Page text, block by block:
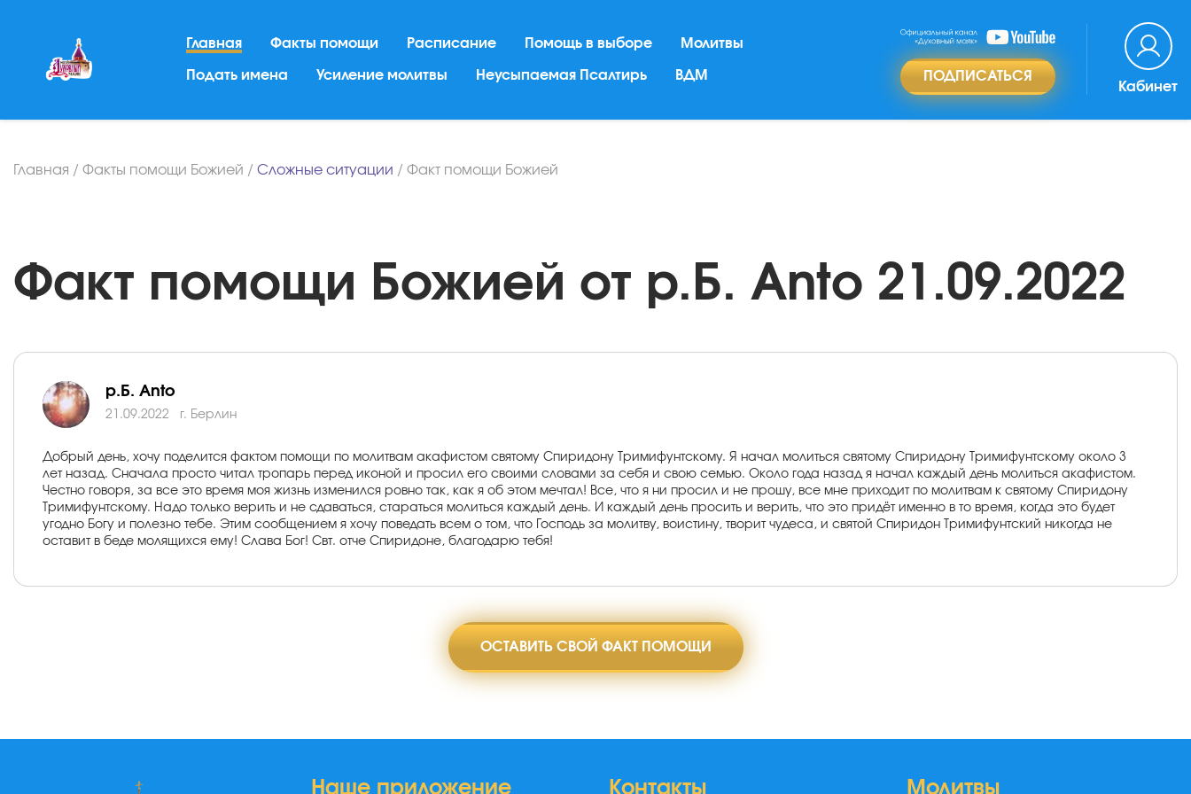
Главная Факты помощи Расписание Помощь в выборе Молитвы
Подать имена Усиление молитвы Неусыпаемая Псалтирь ВДМ ПОДПИСАТЬСЯ
Кабинет
Главная / Факты помощи Божией / Сложные ситуации / Факт помощи Божией
Факт помощи Божией от р.Б. Anto 21.09.2022
р.Б. Anto
21.09.2022 г. Берлин
Добрый день, хочу поделится фактом помощи по молитвам акафистом святому Спиридону Тримифунтскому. Я начал молиться святому Спиридону Тримифунтскому около 3
лет назад. Сначала просто читал тропарь перед иконой и просил его своими словами за себя и свою семью. Около года назад я начал каждый день молиться акафистом.
Честно говоря, за все это время моя жизнь изменился ровно так, как я об этом мечтал! Все, что я ни просил и не прошу, все мне приходит по молитвам к святому Спиридону
Тримифунтскому. Надо только верить и не сдаваться, стараться молиться каждый день. И каждый день просить и верить, что это придёт именно в то время, когда это будет
угодно Богу и полезно тебе. Этим сообщением я хочу поведать всем о том, что Господь за молитву, воистину, творит чудеса, и святой Спиридон Тримифунтский никогда не
оставит в беде молящихся ему! Слава Бог! Свт. отче Спиридоне, благодарю тебя!
ОСТАВИТЬ СВОЙ ФАКТ ПОМОЩИ
Наше приложение Контакты Молитвы